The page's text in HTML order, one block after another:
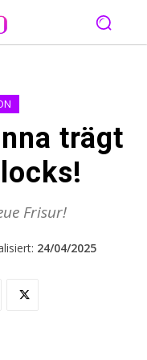
trägt
Frisur!
24/04/2025